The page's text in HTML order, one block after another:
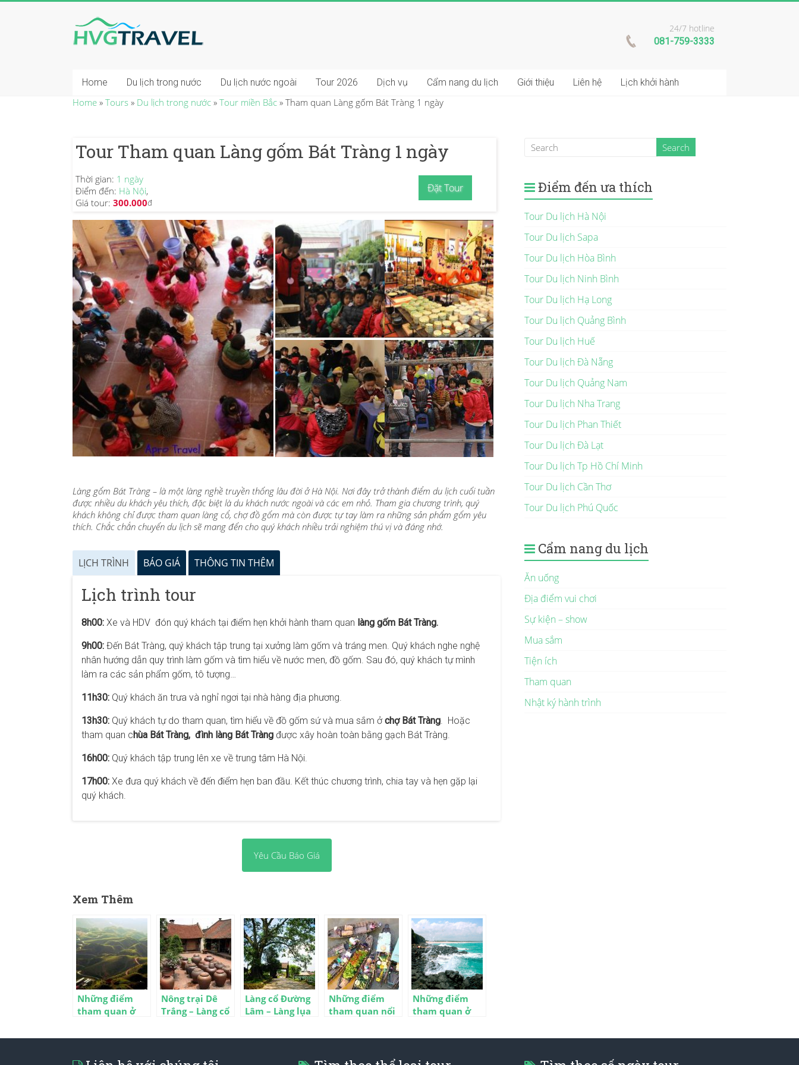
24/7 hotline
081-759-3333
Home Du lịch trong nước Du lịch nước ngoài Tour 2026 Dịch vụ Cẩm nang du lịch Giới thiệu Liên hệ Lịch khởi hành
Home » Tours » Du lịch trong nước » Tour miền Bắc » Tham quan Làng gốm Bát Tràng 1 ngày
Tour Tham quan Làng gốm Bát Tràng 1 ngày
Thời gian: 1 ngày
Điểm đến: Hà Nội,
Giá tour: 300.000đ
Đặt Tour
Làng gốm Bát Tràng – là một làng nghề truyền thống lâu đời ở Hà Nội. Nơi đây trở thành điểm du lịch cuối tuần
được nhiều du khách yêu thích, đặc biệt là du khách nước ngoài và các em nhỏ. Tham gia chương trình, quý
khách không chỉ được tham quan làng cổ, chợ đồ gốm mà còn được tự tay làm ra những sản phẩm gốm yêu
thích. Chắc chắn chuyến du lịch sẽ mang đến cho quý khách nhiều trải nghiệm thú vị và đáng nhớ.
LỊCH TRÌNH BÁO GIÁ THÔNG TIN THÊM
Lịch trình tour
8h00: Xe và HDV đón quý khách tại điểm hẹn khởi hành tham quan làng gốm Bát Tràng.
9h00: Đến Bát Tràng, quý khách tập trung tại xưởng làm gốm và tráng men. Quý khách nghe nghệ
nhân hướng dẫn quy trình làm gốm và tìm hiểu về nước men, đồ gốm. Sau đó, quý khách tự mình
làm ra các sản phẩm gốm, tô tượng…
11h30: Quý khách ăn trưa và nghỉ ngơi tại nhà hàng địa phương.
13h30: Quý khách tự do tham quan, tìm hiểu về đồ gốm sứ và mua sắm ở chợ Bát Tràng. Hoặc
tham quan chùa Bát Tràng, đình làng Bát Tràng được xây hoàn toàn bằng gạch Bát Tràng.
16h00: Quý khách tập trung lên xe về trung tâm Hà Nội.
17h00: Xe đưa quý khách về đến điểm hẹn ban đầu. Kết thúc chương trình, chia tay và hẹn gặp lại
quý khách.
Yêu Cầu Báo Giá
Xem Thêm
Những điểm
tham quan ở
Sơn
Nông trại Dê
Trắng – Làng cổ
ngày
Làng cổ Đường
Lâm – Làng lụa
ngày
Những điểm
tham quan nổi
Những điểm
tham quan ở
Điểm đến ưa thích
Tour Du lịch Hà Nội
Tour Du lịch Sapa
Tour Du lịch Hòa Bình
Tour Du lịch Ninh Bình
Tour Du lịch Hạ Long
Tour Du lịch Quảng Bình
Tour Du lịch Huế
Tour Du lịch Đà Nẵng
Tour Du lịch Quảng Nam
Tour Du lịch Nha Trang
Tour Du lịch Phan Thiết
Tour Du lịch Đà Lạt
Tour Du lịch Tp Hồ Chí Minh
Tour Du lịch Cần Thơ
Tour Du lịch Phú Quốc
Cẩm nang du lịch
Ăn uống
Địa điểm vui chơi
Sự kiện – show
Mua sắm
Tiện ích
Tham quan
Nhật ký hành trình